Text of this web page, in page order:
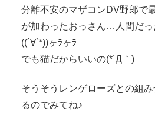
分離不安のマザコンDV野郎で
が加わったおっさん…人間だっ
((´∀`*))ヶﾗヶﾗ
でも猫だからいいの(*´Д｀)
そうそうレンゲローズとの組
るのでみてね♪